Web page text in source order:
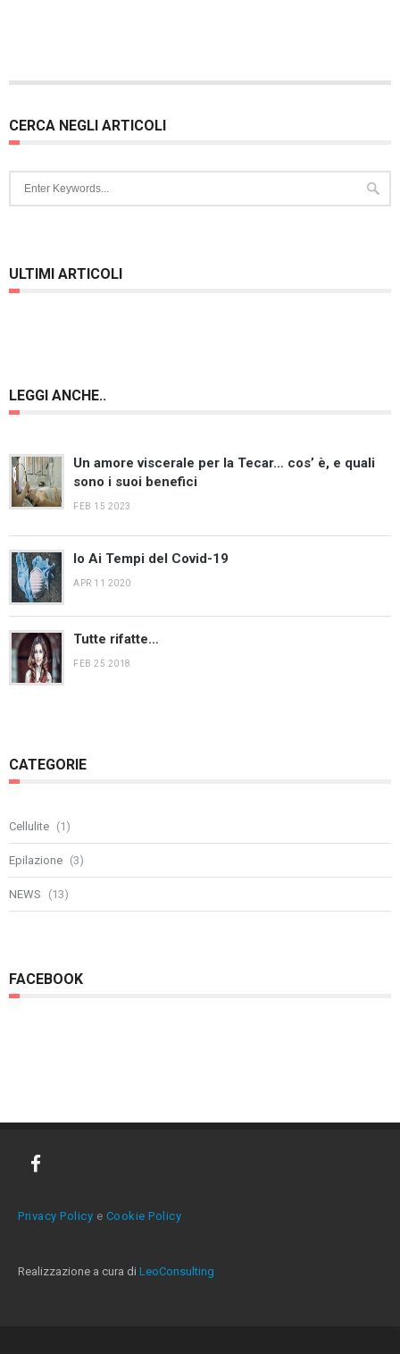
CERCA NEGLI ARTICOLI
ULTIMI ARTICOLI
LEGGI ANCHE..
Un amore viscerale per la Tecar… cos’ è, e quali
sono i suoi benefici
FEB 15 2023
Io Ai Tempi del Covid-19
APR 11 2020
Tutte rifatte…
FEB 25 2018
CATEGORIE
Cellulite (1)
Epilazione (3)
NEWS (13)
FACEBOOK
Privacy Policy e Cookie Policy
Realizzazione a cura di LeoConsulting